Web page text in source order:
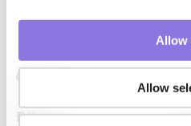
Allow
Allow
플랫폼